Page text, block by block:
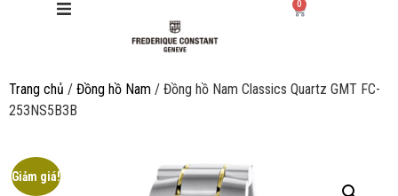
Giới thiệu
Sản phẩm
0
Trang chủ / Đồng hồ Nam / Đồng hồ Nam Classics Quartz GMT FC-
253NS5B3B
Giảm giá!